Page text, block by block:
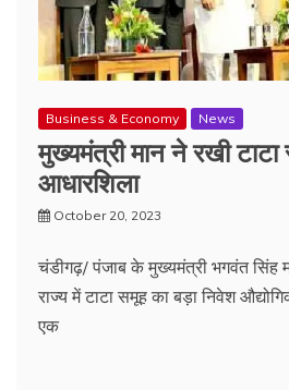
Business & Economy News
मुख्यमंत्री मान ने रखी
आधारशिला
October 20, 2023
चंडीगढ़/ पंजाब के मुख्यमंत्री भगवंत सिंह
राज्य में टाटा समूह का बड़ा निवेश
एक